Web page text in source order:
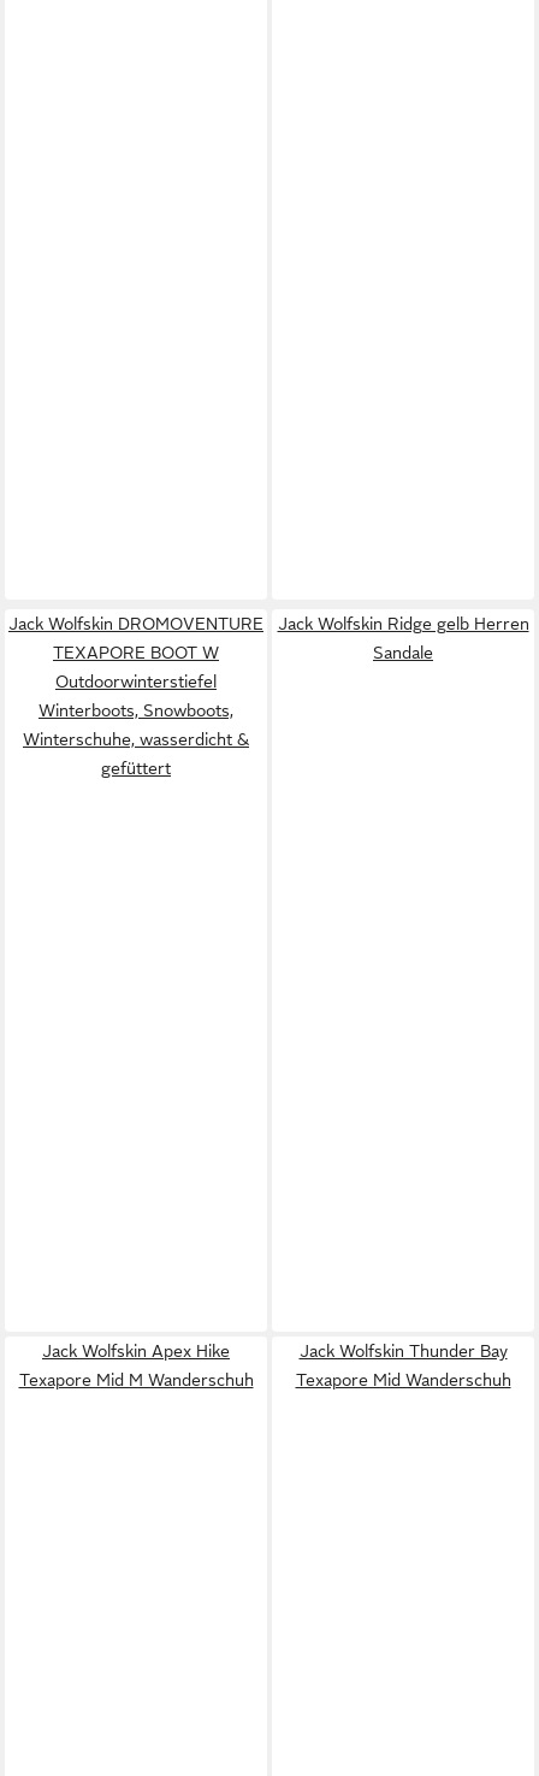
Jack Wolfskin DROMOVENTURE
TEXAPORE BOOT W
Outdoorwinterstiefel
Winterboots, Snowboots,
Winterschuhe, wasserdicht &
gefüttert
Jack Wolfskin Ridge gelb Herren
Sandale
Jack Wolfskin Apex Hike
Texapore Mid M Wanderschuh
Jack Wolfskin Thunder Bay
Texapore Mid Wanderschuh